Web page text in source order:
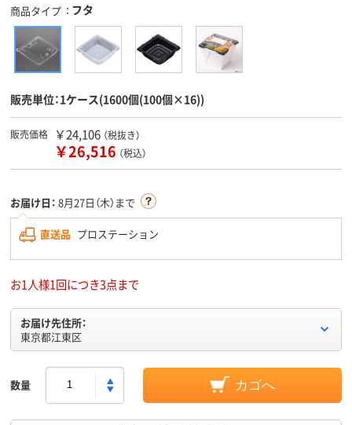
商品タイプ フタ
販売単位：1ケース(1600個(100個×16))
販売価格 ￥24,106 （税抜き）
￥26,516 （税込）
お届け日： 8月27日（木）まで
直送品 プロステーション
お1人様1回につき3点まで
お届け先住所：
東京都江東区
数量 カゴへ